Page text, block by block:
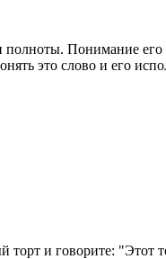
Понимание
это слово и его
торт и говорите: